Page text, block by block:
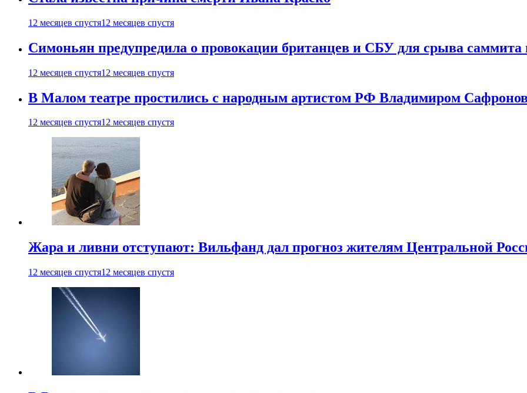
12 месяцев спустя12 месяцев спустя
Симоньян предупредила о провокации британцев и СБУ для срыва саммита
12 месяцев спустя12 месяцев спустя
В Малом театре простились с народным артистом РФ Владимиром
12 месяцев спустя12 месяцев спустя
Жара и ливни отступают: Вильфанд дал прогноз жителям Центральной
12 месяцев спустя12 месяцев спустя